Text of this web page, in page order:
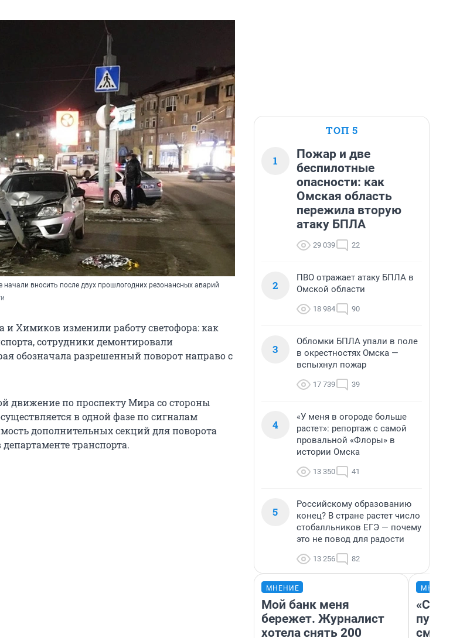
начали вносить после двух прошлогодних резонансных аварий
и Химиков изменили работу светофора: как
сотрудники демонтировали
обозначала разрешенный поворот направо с
движение по проспекту Мира со стороны
в одной фазе по сигналам
дополнительных секций для поворота
транспорта.
ТОП 5
1
Пожар и две
беспилотные
опасности: как
Омская область
пережила вторую
атаку БПЛА
29 039 22
2
ПВО отражает атаку БПЛА в
Омской области
18 984 90
3
Обломки БПЛА упали в поле
в окрестностях Омска —
вспыхнул пожар
17 739 39
4
«У меня в огороде больше
растет»: репортаж с самой
провальной «Флоры» в
истории Омска
13 350 41
5
Российскому образованию
конец? В стране растет число
стобалльников ЕГЭ — почему
это не повод для радости
13 256 82
МНЕНИЕ
Мой банк меня
бережет. Журналист
хотела снять 200